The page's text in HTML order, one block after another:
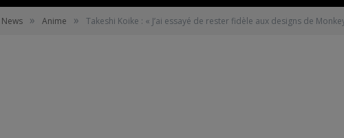
News » Anime » Takeshi Koike : « J’ai essayé de rester fidèle aux designs de